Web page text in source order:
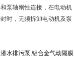
泵轴刚性连接，在电动机
时，无须拆卸电动机及泵
水排污泵,铝合金气动隔膜